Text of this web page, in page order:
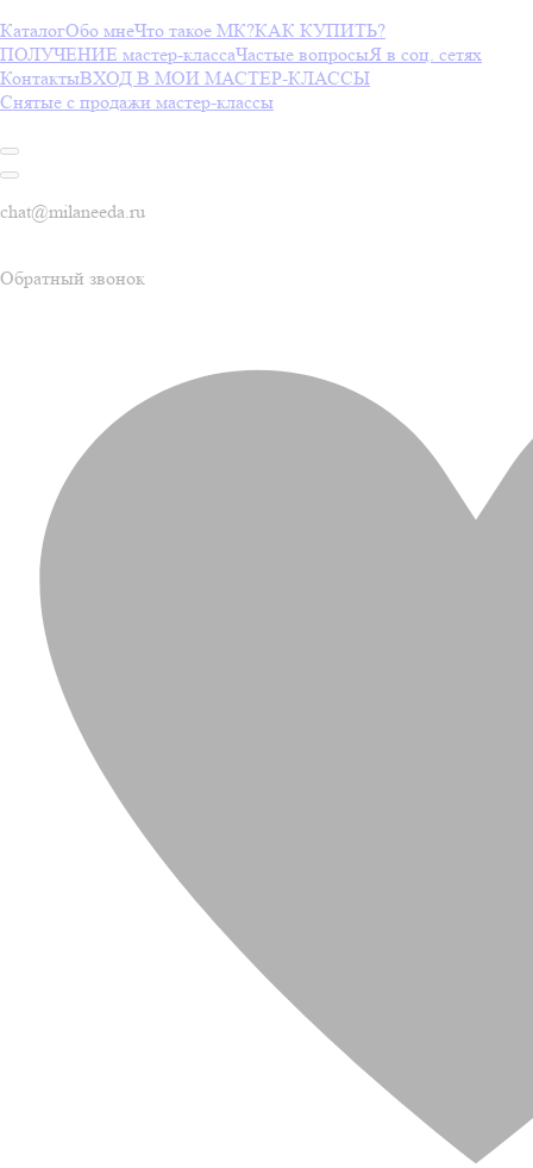
КаталогОбо мнеЧто такое МК?КАК КУПИТЬ?
ПОЛУЧЕНИЕ мастер-классаЧастые вопросыЯ в соц. сетях
КонтактыВХОД В МОИ МАСТЕР-КЛАССЫ
Снятые с продажи мастер-классы
chat@milaneeda.ru
Обратный звонок